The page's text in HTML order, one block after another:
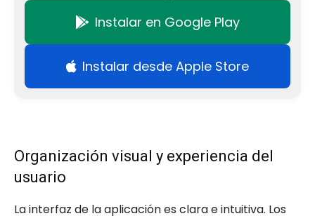
Instalar en Google Play
Instalar desde Apple Store
Organización visual y experiencia del
usuario
La interfaz de la aplicación es clara e intuitiva. Los